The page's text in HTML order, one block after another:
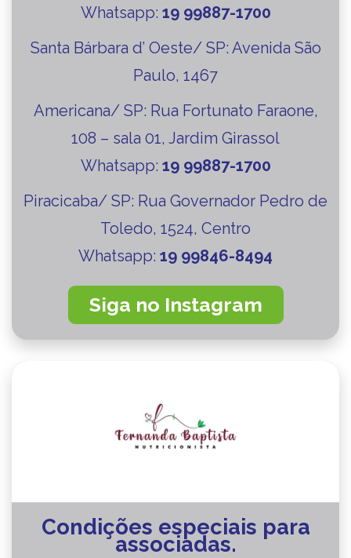
Whatsapp: 19 99887-1700
Santa Bárbara d’ Oeste/ SP: Avenida São
Paulo, 1467
Americana/ SP: Rua Fortunato Faraone,
108 – sala 01, Jardim Girassol
Whatsapp: 19 99887-1700
Piracicaba/ SP: Rua Governador Pedro de
Toledo, 1524, Centro
Whatsapp: 19 99846-8494
Siga no Instagram
Condições especiais para
associadas.